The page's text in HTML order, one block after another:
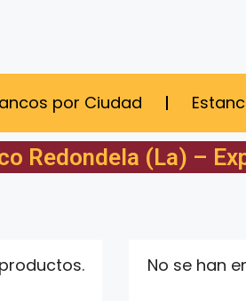
por Ciudad
Redondela (La) –
No se han